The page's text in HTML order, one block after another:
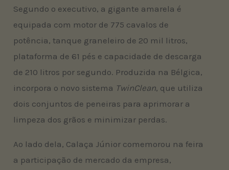
Segundo o executivo, a gigante amarela é
equipada com motor de 775 cavalos de
potência, tanque graneleiro de 20 mil litros,
plataforma de 61 pés e capacidade de descarga
de 210 litros por segundo. Produzida na Bélgica,
incorpora o novo sistema TwinClean, que utiliza
dois conjuntos de peneiras para aprimorar a
limpeza dos grãos e minimizar perdas.
Ao lado dela, Calaça Júnior comemorou na feira
a participação de mercado da empresa,